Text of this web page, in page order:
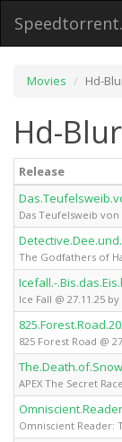
Movies Hd-
Hd-
Release
Das Teufelsweib von
The Godfathers of
Icefall.-
Ice Fall @ 27.11.25
825 Forest Road @
APEX The Secret
Omniscient Reader: